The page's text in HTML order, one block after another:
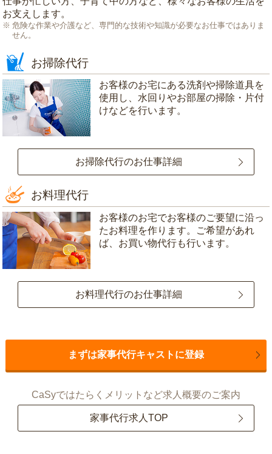
お支えします。
危険な作業や介護など、専門的な技術や知識が必要なお仕事ではありま
せん。
お掃除代行
お客様のお宅にある洗剤や掃除道具を
使用し、水回りやお部屋の掃除・片付
けなどを行います。
お掃除代行のお仕事詳細
お料理代行
お客様のお宅でお客様のご要望に沿っ
たお料理を作ります。ご希望があれ
ば、お買い物代行も行います。
お料理代行のお仕事詳細
まずは家事代行キャストに登録
CaSyではたらくメリットなど求人概要のご案内
家事代行求人TOP